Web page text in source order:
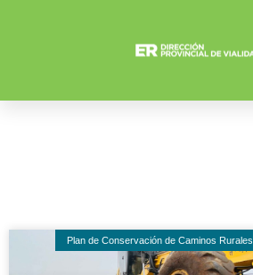
Plan de Conservación de Caminos Rurales